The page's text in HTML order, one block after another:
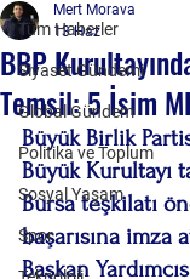
Tüm Haberler
Siyaset Gündemi
Global Gündem
Politika ve Toplum
Sosyal Yaşam
Spor
BBP
Temsil: 5 İsim
Mert Morava
13 Haz
Büyük Birlik
Büyük Kurultayı
Bursa teşkilatı
başarısına imza
Başkan